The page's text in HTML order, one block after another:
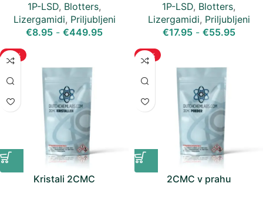
1P-LSD, Blotters,
Lizergamidi, Priljubljeni
€8.95 - €449.95
1P-LSD, Blotters,
Lizergamidi, Priljubljeni
€17.95 - €55.95
-25%
Kristali 2CMC
-25%
2CMC v prahu